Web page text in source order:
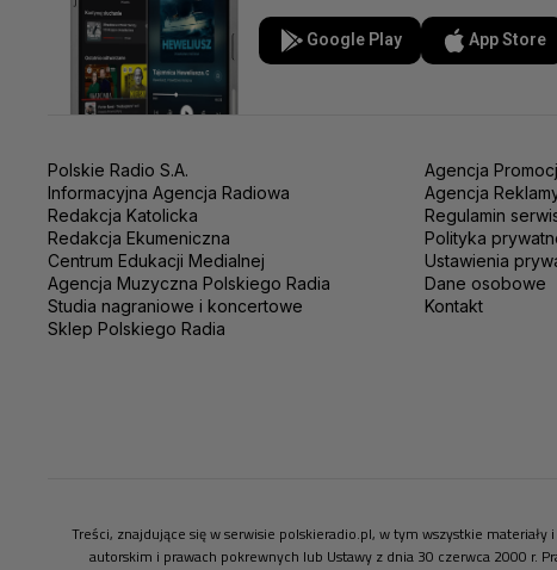
Google Play App Store
Polskie Radio S.A.
Informacyjna Agencja Radiowa
Redakcja Katolicka
Redakcja Ekumeniczna
Centrum Edukacji Medialnej
Agencja Muzyczna Polskiego Radia
Studia nagraniowe i koncertowe
Sklep Polskiego Radia
Agencja
Agencja
Regulamin
Polityka
Ustawienia
Dane osobowe
Kontakt
Treści, znajdujące się w serwisie polskieradio.pl, w tym wszystkie
autorskim i prawach pokrewnych lub Ustawy z dnia 30 czerwca 2000 r.